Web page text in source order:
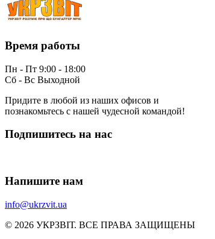
Время работы
Пн - Пт 9:00 - 18:00
Сб - Вс Выходной
Придите в любой из наших офисов и
познакомьтесь с нашей чудесной командой!
Подпишитесь на нас
Напишите нам
info@ukrzvit.ua
© 2026 УКРЗВІТ. ВСЕ ПРАВА ЗАЩИЩЕНЫ